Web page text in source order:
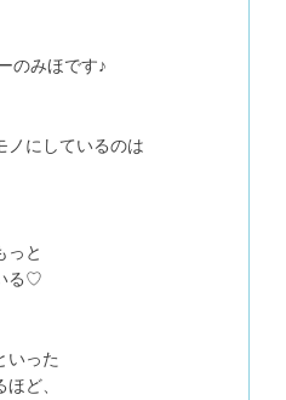
のみほです♪
ノにしているのは
っと
る♡
いった
ど、